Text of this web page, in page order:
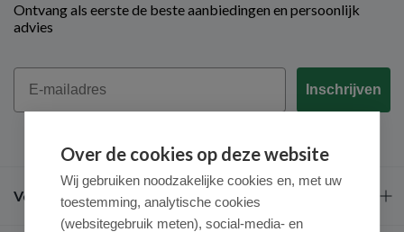
Ontvang als eerste de beste aanbiedingen en persoonlijk
advies
Email
Inschrijven
Veel gestelde vragen
Over de cookies op deze website
Wij gebruiken noodzakelijke cookies en, met uw
toestemming, analytische cookies
(websitegebruik meten), social-media- en